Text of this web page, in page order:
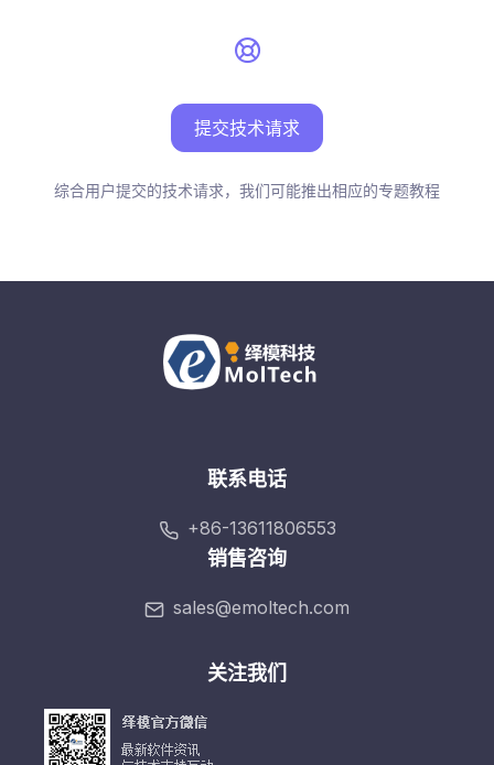
提交技术请求
综合用户提交的技术请求，我们可能推出相应的专题教程
联系电话
+86-13611806553
销售咨询
sales@emoltech.com
关注我们